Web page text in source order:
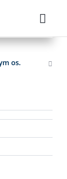
os.